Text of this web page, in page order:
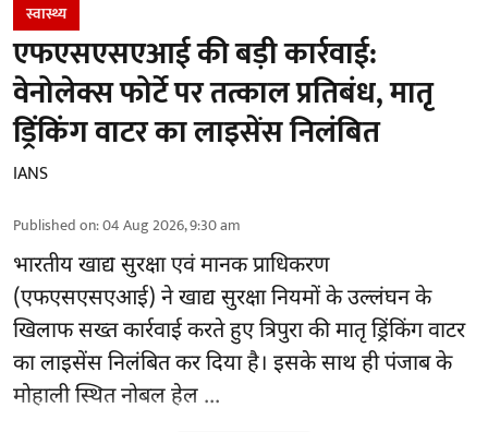
स्वास्थ्य
एफएसएसएआई की बड़ी कार्रवाई:
वेनोलेक्स फोर्टे पर तत्काल प्रतिबंध, मातृ
ड्रिंकिंग वाटर का लाइसेंस निलंबित
IANS
Published on:04 Aug 2026, 9:30 am
भारतीय खाद्य सुरक्षा एवं मानक प्राधिकरण
(एफएसएसएआई) ने खाद्य सुरक्षा नियमों के उल्लंघन के
खिलाफ सख्त कार्रवाई करते हुए त्रिपुरा की मातृ ड्रिंकिंग वाटर
का लाइसेंस निलंबित कर दिया है। इसके साथ ही पंजाब के
मोहाली स्थित नोबल हेल ...